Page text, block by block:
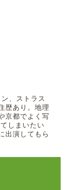
、ストラス
歴あり。地理
京都でよく写
しまいたい
出演してもら